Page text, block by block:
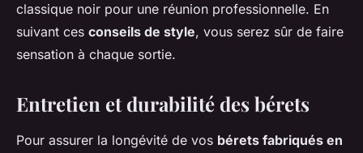
classique noir pour une réunion professionnelle. En
suivant ces conseils de style, vous serez sûr de faire
sensation à chaque sortie.
Entretien et durabilité des bérets
Pour assurer la longévité de vos bérets fabriqués en